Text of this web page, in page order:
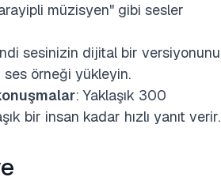
müzisyen" gibi sesler
sesinizin dijital bir versiyonunu
örneği yükleyin.
: Yaklaşık 300
bir insan kadar hızlı yanıt verir.